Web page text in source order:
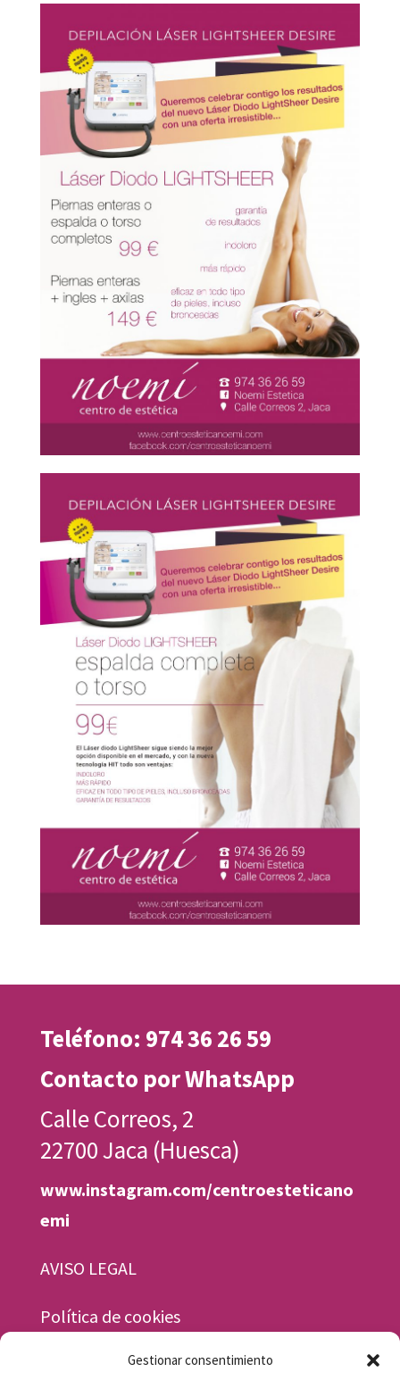
Gestionar consentimiento
Teléfono: 974 36 26 59
Contacto por WhatsApp
Calle Correos, 2
22700 Jaca (Huesca)
www.instagram.com/centroesteticano
emi
AVISO LEGAL
Política de cookies